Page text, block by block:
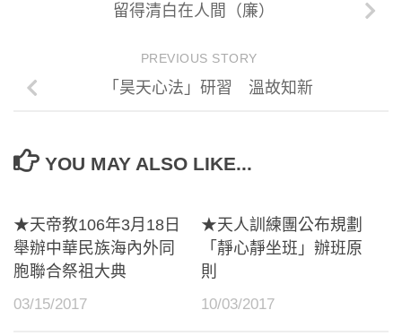
留得清白在人間（廉）
PREVIOUS STORY
「昊天心法」研習 溫故知新
YOU MAY ALSO LIKE...
★天帝教106年3月18日
舉辦中華民族海內外同
胞聯合祭祖大典
03/15/2017
★天人訓練團公布規劃
「靜心靜坐班」辦班原
則
10/03/2017